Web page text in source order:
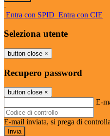
-
Entra con SPID Entra con CIE
Seleziona utente
button close ×
Recupero password
button close ×
E-
E-mail inviata, si prega di